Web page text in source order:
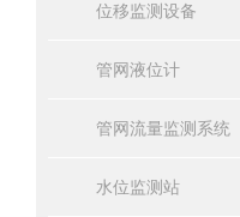
位移监测设备
管网液位计
管网流量监测系统
水位监测站